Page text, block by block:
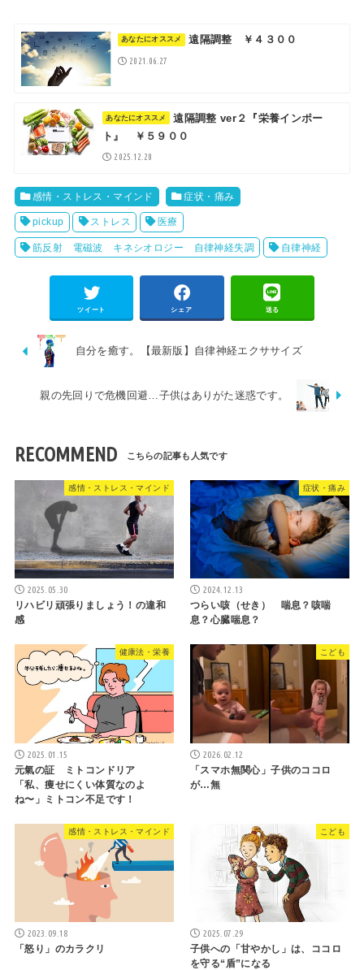
遠隔調整 ￥４３００
2021.06.27
遠隔調整 ver２『栄養インポー
ト』 ￥５９００
2025.12.20
感情・ストレス・マインド 症状・痛み
pickup ストレス 医療
筋反射 電磁波 キネシオロジー 自律神経失調 自律神経
ツイート シェア 送る
自分を癒す。【最新版】自律神経エクササイズ
親の先回りで危機回避…子供はありがた迷惑です。
RECOMMEND
感情・ストレス・マインド
2025.05.30
リハビリ頑張りましょう！の違和
感
症状・痛み
2024.12.13
つらい咳（せき） 喘息？咳喘
息？心臓喘息？
健康法・栄養
2025.01.15
元氣の証 ミトコンドリア
「私、痩せにくい体質なのよ
ね〜」ミトコン不足です！
こども
2026.02.12
「スマホ無関心」子供のココロ
が…無
感情・ストレス・マインド
2023.09.18
「怒り」のカラクリ
こども
2025.07.29
子供への「甘やかし」は、ココロ
を守る“盾”になる